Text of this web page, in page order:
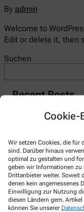
Cookie-
Wir setzen Cookies, die für
sind. Darüber hinaus
optimal zu gestalten und
geben wir Informationen zu
Drittanbieter weiter. Soweit
denen kein angemessenes
Einwilligung zur Nutzung
diesen Ländern gem.
können Sie unserer
By admin
Welcome to
Edit or delete it, then
Suchen
Recent Posts
Hello world!
A WordPress
Kontakt